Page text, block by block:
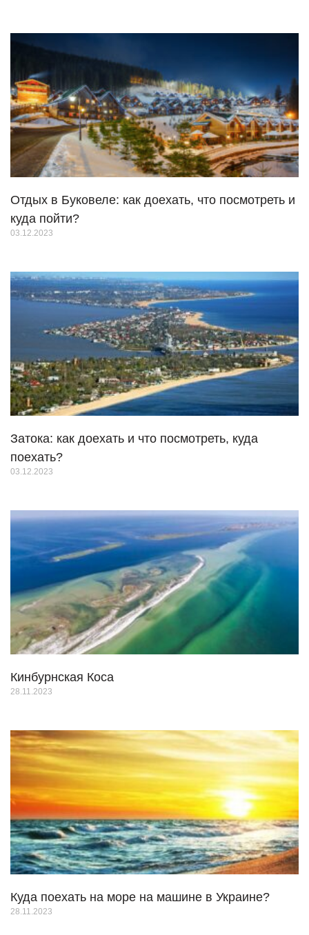
Отдых в Буковеле: как доехать, что посмотреть и
куда пойти?
03.12.2023
Затока: как доехать и что посмотреть, куда
поехать?
03.12.2023
Кинбурнская Коса
28.11.2023
Куда поехать на море на машине в Украине?
28.11.2023